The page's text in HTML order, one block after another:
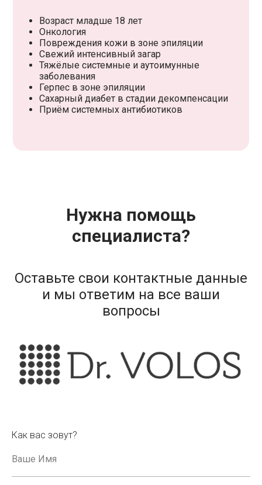
Возраст младше 18 лет
Онкология
Повреждения кожи в зоне эпиляции
Свежий интенсивный загар
Тяжёлые системные и аутоимунные
заболевания
Герпес в зоне эпиляции
Сахарный диабет в стадии декомпенсации
Приём системных антибиотиков
Нужна помощь
специалиста?
Оставьте свои контактные данные
и мы ответим на все ваши
вопросы
Как вас зовут?